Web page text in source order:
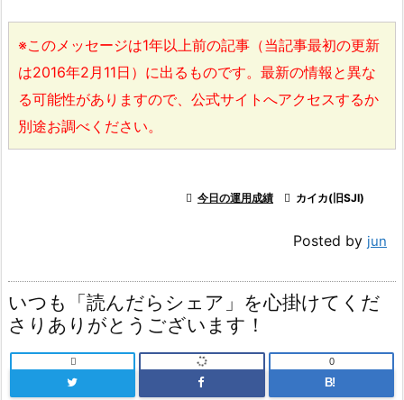
※このメッセージは1年以上前の記事（当記事最初の更新
は2016年2月11日）に出るものです。最新の情報と異な
る可能性がありますので、公式サイトへアクセスするか
別途お調べください。
 今日の運用成績  カイカ(旧SJI)
Posted by jun
いつも「読んだらシェア」を心掛けてくだ
さりありがとうございます！

B!
0